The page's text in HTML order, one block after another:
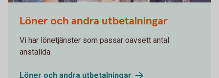
Löner och andra utbetalningar
Vi har lönetjänster som passar oavsett antal
anställda.
Löner och andra utbetalningar